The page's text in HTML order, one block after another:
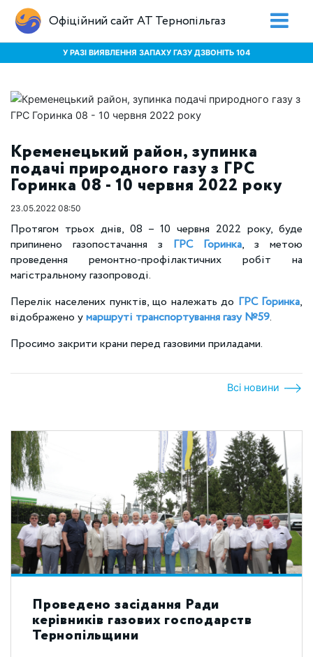
Офіційний сайт АТ Тернопільгаз
У РАЗІ ВИЯВЛЕННЯ ЗАПАХУ ГАЗУ ДЗВОНІТЬ 104
Кременецький район, зупинка
подачі природного газу з ГРС
Горинка 08 - 10 червня 2022 року
23.05.2022 08:50
Протягом трьох днів, 08 – 10 червня 2022 року, буде
припинено газопостачання з ГРС Горинка, з метою
проведення ремонтно-профілактичних робіт на
магістральному газопроводі.
Перелік населених пунктів, що належать до ГРС Горинка,
відображено умаршруті транспортування газу №59.
Просимо закрити крани перед газовими приладами.
Всі новини
Проведено засідання Ради
керівників газових господарств
Тернопільщини